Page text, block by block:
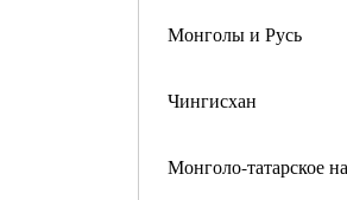
Монголы и Русь
Чингисхан
Монголо-татарское